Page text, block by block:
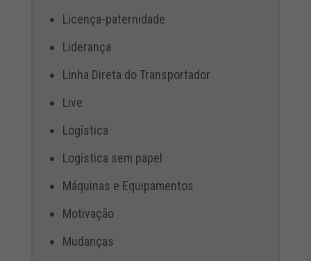
Licença-paternidade
Liderança
Linha Direta do Transportador
Live
Logística
Logística sem papel
Máquinas e Equipamentos
Motivação
Mudanças